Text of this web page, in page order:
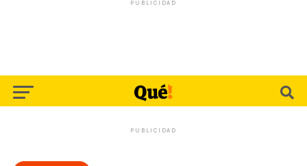
PUBLICIDAD
PUBLICIDAD